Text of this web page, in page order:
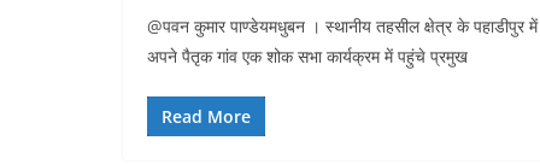
@पवन कुमार पाण्डेयमधुबन । स्थानीय तहसील क्षेत्र के पहाडीपुर में
अपने पैतृक गांव एक शोक सभा कार्यक्रम में पहुंचे प्रमुख
Read More